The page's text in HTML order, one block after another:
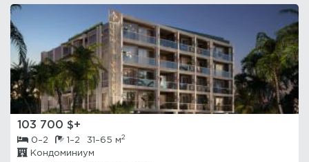
103 700 $+
0–2 1–2 31–65 м2
Кондоминиум